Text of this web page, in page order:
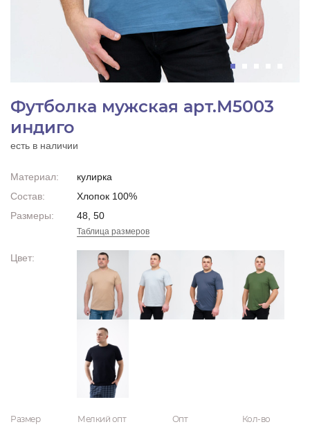
Футболка мужская арт.М5003
индиго
есть в наличии
Материал:
кулирка
Состав:
Хлопок 100%
Размеры:
48, 50
Таблица размеров
Цвет:
Размер Мелкий опт Опт Кол-во